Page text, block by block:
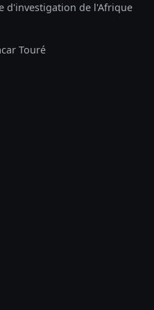
d'investigation de l'Afrique
Touré